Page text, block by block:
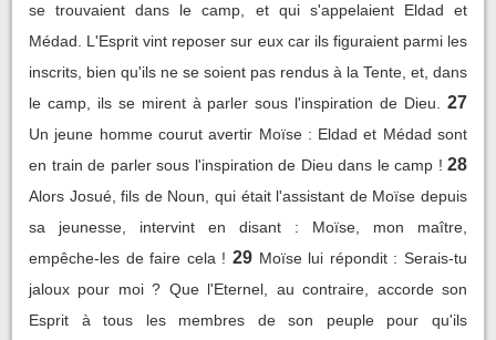
se trouvaient dans le camp, et qui s'appelaient Eldad et
Médad. L'Esprit vint reposer sur eux car ils figuraient parmi les
inscrits, bien qu'ils ne se soient pas rendus à la Tente, et, dans
le camp, ils se mirent à parler sous l'inspiration de Dieu.
27
Un jeune homme courut avertir Moïse : Eldad et Médad sont
en train de parler sous l'inspiration de Dieu dans le camp ! 28
Alors Josué, fils de Noun, qui était l'assistant de Moïse depuis
sa jeunesse, intervint en disant : Moïse, mon maître,
empêche-les de faire cela ! 29 Moïse lui répondit : Serais-tu
jaloux pour moi ? Que l'Eternel, au contraire, accorde son
Esprit à tous les membres de son peuple pour qu'ils